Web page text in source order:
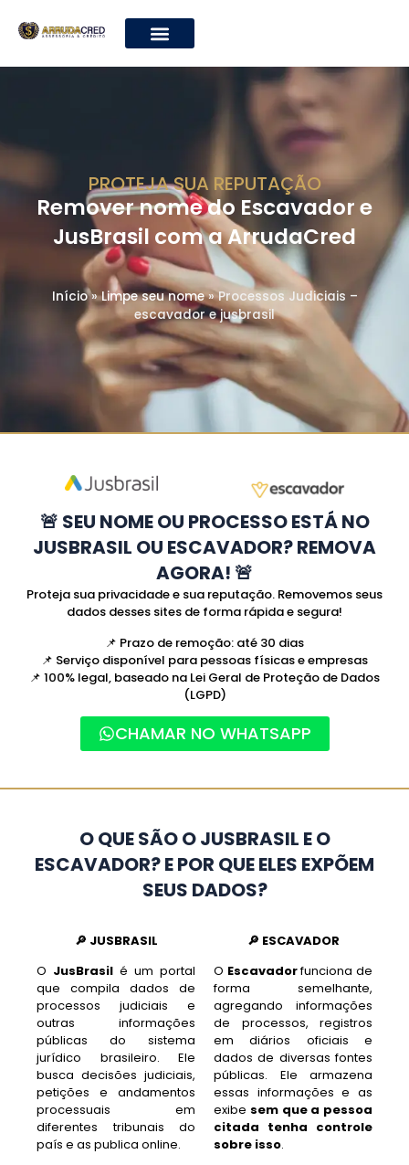
PROTEJA SUA REPUTAÇÃO
Remover nome do Escavador e
JusBrasil com a ArrudaCred
Início»Limpe seu nome»Processos Judiciais –
escavador e jusbrasil
🚨 SEU NOME OU PROCESSO ESTÁ NO
JUSBRASIL OU ESCAVADOR? REMOVA
AGORA! 🚨
Proteja sua privacidade e sua reputação. Removemos seus
dados desses sites de forma rápida e segura!
📌 Prazo de remoção: até 30 dias
📌 Serviço disponível para pessoas físicas e empresas
📌 100% legal, baseado na Lei Geral de Proteção de Dados
(LGPD)
CHAMAR NO WHATSAPP
O QUE SÃO O JUSBRASIL E O
ESCAVADOR? E POR QUE ELES EXPÕEM
SEUS DADOS?
🔎 JUSBRASIL
O JusBrasil é um portal
que compila dados de
processos judiciais e
outras informações
públicas do sistema
jurídico brasileiro. Ele
busca decisões judiciais,
petições e andamentos
processuais em
diferentes tribunais do
país e as publica online.
🔎 ESCAVADOR
O Escavadorfunciona de
forma semelhante,
agregando informações
de processos, registros
em diários oficiais e
dados de diversas fontes
públicas. Ele armazena
essas informações e as
exibe sem que a pessoa
citada tenha controle
sobre isso.